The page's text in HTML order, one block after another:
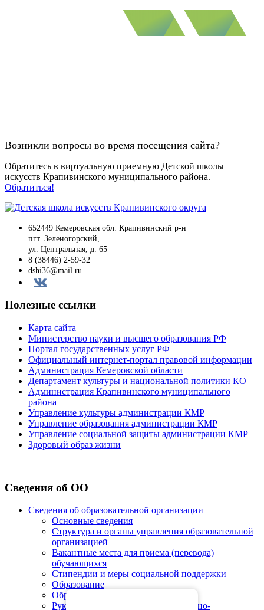
Возникли вопросы во время посещения сайта?
Обратитесь в виртуальную приемную Детской школы
искусств Крапивинского муниципального района.
Обратиться!
652449 Кемеровская обл. Крапивинский р-н
пгт. Зеленогорский,
ул. Центральная, д. 65
8 (38446) 2-59-32
dshi36@mail.ru
Полезные ссылки
Карта сайта
Министерство науки и высшего образования РФ
Портал государственных услуг РФ
Официальный интернет-портал правовой информации
Администрация Кемеровской области
Департамент культуры и национальной политики КО
Администрация Крапивинского муниципального
района
Управление культуры администрации КМР
Управление образования администрации КМР
Управление социальной защиты администрации КМР
Здоровый образ жизни
Сведения об ОО
Сведения об образовательной организации
Основные сведения
Структура и органы управления образовательной
организацией
Вакантные места для приема (перевода)
обучающихся
Стипендии и меры социальной поддержки
Образование
Образовательные стандарты
Руководство. Педагогический (научно-